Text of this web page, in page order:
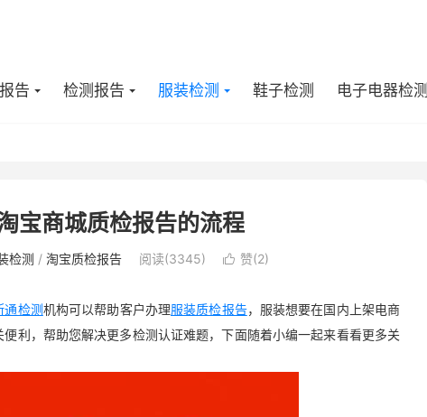
告 检测报告 服装检测 鞋子检测 电子电器检测
宝商城质检报告的流程
检测 / 淘宝质检报告 阅读(3345)  赞(2)
通检测机构可以帮助客户办理服装质检报告，服装想要在国内上架电商
便利，帮助您解决更多检测认证难题，下面随着小编一起来看看更多关